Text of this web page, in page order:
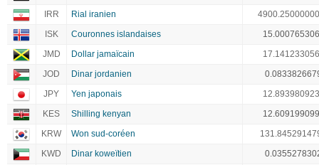
IRR
Rial iranien
ISK
Couronnes islandaises
JMD
Dollar jamaïcain
JOD
Dinar jordanien
JPY
Yen japonais
KES
Shilling kenyan
KRW
Won sud-coréen
KWD
Dinar koweïtien